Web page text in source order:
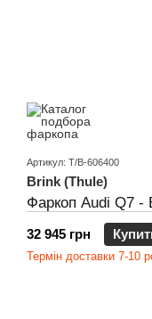
Артикул: T/B-606400
Brink (Thule)
Фаркоп Audi Q7 -
32 945 грн
Термін доставки 7-10